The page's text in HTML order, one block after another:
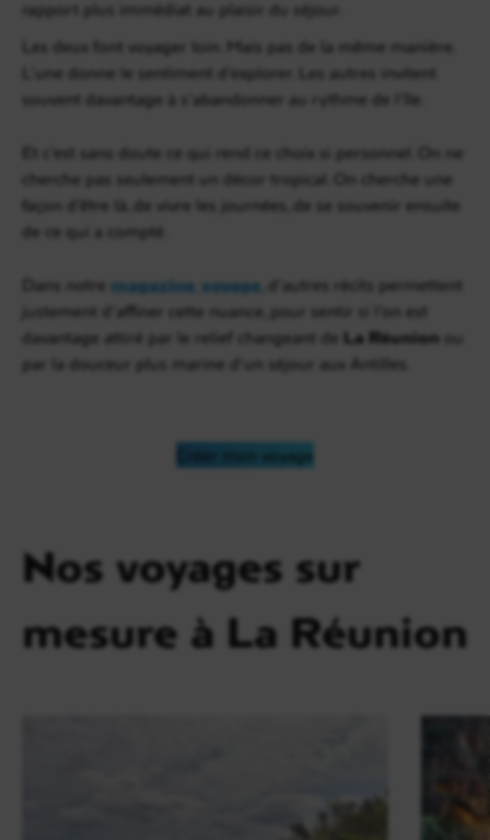
rapport plus immédiat au plaisir du séjour.
Les deux font voyager loin. Mais pas de la même manière.
L’une donne le sentiment d’explorer. Les autres invitent
souvent davantage à s’abandonner au rythme de l’île.
Et c’est sans doute ce qui rend ce choix si personnel. On ne
cherche pas seulement un décor tropical. On cherche une
façon d’être là, de vivre les journées, de se souvenir ensuite
de ce qui a compté.
Dans notre magazine voyage , d’autres récits permettent
justement d’affiner cette nuance, pour sentir si l’on est
davantage attiré par le relief changeant de La Réunion
par la douceur plus marine d’un séjour aux Antilles.
Créer mon voyage
Nos voyages sur
mesure à La Réunion